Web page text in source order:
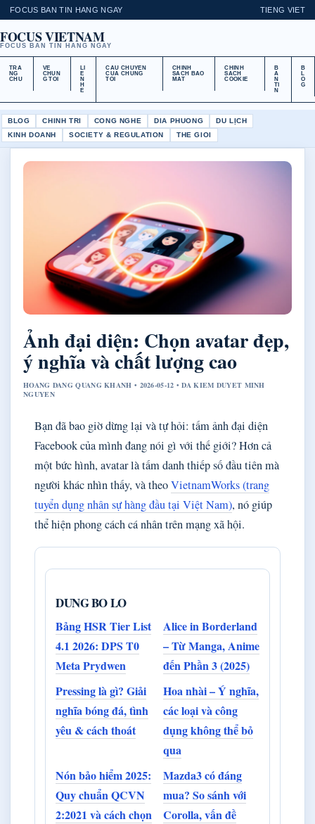
FOCUS BAN TIN HANG NGAY TIENG VIET
FOCUS VIETNAM
FOCUS BAN TIN HANG NGAY
TRA
NG
CHU
VE
CHUN
G TOI
LI
E
N
H
E
CAU CHUYEN
CUA CHUNG
TOI
CHINH
SACH BAO
MAT
CHINH
SACH
COOKIE
B
A
N
TI
N
B
L
O
G
BLOG CHINH TRI CONG NGHE DIA PHUONG
DU LỊCH
KINH DOANH
SOCIETY & REGULATION THE GIOI
Ảnh đại diện: Chọn avatar đẹp,
ý nghĩa và chất lượng cao
HOANG DANG QUANG KHANH • 2026-05-12 • DA KIEM DUYET MINH
NGUYEN
Bạn đã bao giờ dừng lại và tự hỏi: tấm ảnh đại diện
Facebook của mình đang nói gì với thế giới? Hơn cả
một bức hình, avatar là tấm danh thiếp số đầu tiên mà
người khác nhìn thấy, và theoVietnamWorks (trang
tuyển dụng nhân sự hàng đầu tại Việt Nam), nó giúp
thể hiện phong cách cá nhân trên mạng xã hội.
DUNG BO LO
Bảng HSR Tier List
4.1 2026: DPS T0
Meta Prydwen
Alice in Borderland
– Từ Manga, Anime
đến Phần 3 (2025)
Pressing là gì? Giải
nghĩa bóng đá, tình
yêu & cách thoát
Hoa nhài – Ý nghĩa,
các loại và công
dụng không thể bỏ
qua
Nón bảo hiểm 2025:
Quy chuẩn QCVN
2:2021 và cách chọn
Mazda3 có đáng
mua? So sánh với
Corolla, vấn đề